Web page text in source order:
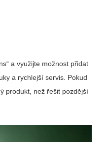
a využijte možnost přidat
a rychlejší servis. Pokud
produkt, než řešit pozdější